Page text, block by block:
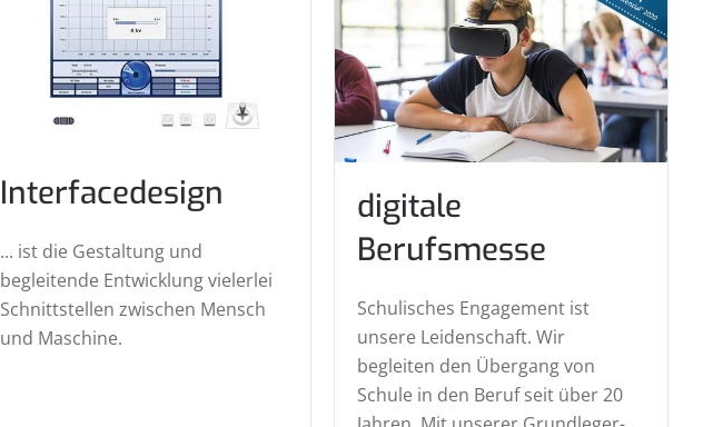
Interfacedesign
... ist die Gestaltung und
begleitende Entwicklung vielerlei
Schnittstellen zwischen Mensch
und Maschine.
digitale
Berufsmesse
Schulisches Engagement ist
unsere Leidenschaft. Wir
begleiten den Übergang von
Schule in den Beruf seit über 20